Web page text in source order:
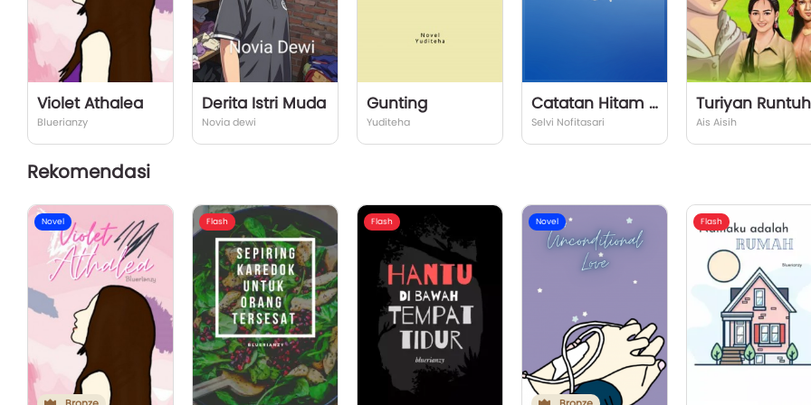
Violet Athalea
Bluerianzy
Derita Istri Muda
Novia dewi
Gunting
Yuditeha
Catatan Hitam Magdalena
Selvi Nofitasari Ais Aisih
Rekomendasi
Novel Flash Flash Novel Flash